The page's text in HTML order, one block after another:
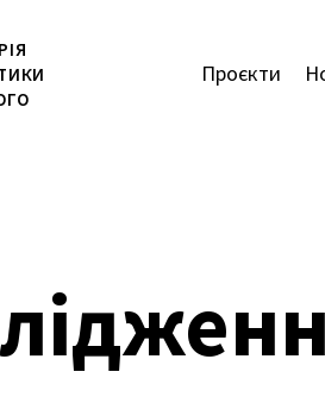
Проєкти